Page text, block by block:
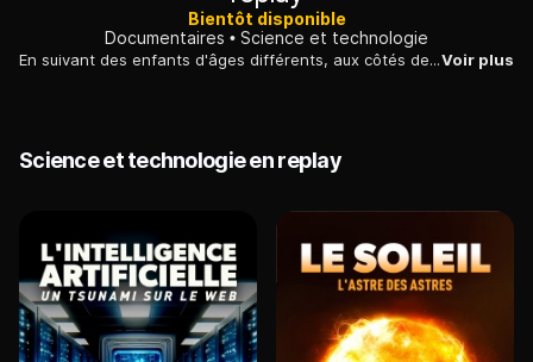
Bientôt disponible
Documentaires
Science et technologie
En suivant des enfants d'âges différents, aux côtés de spécialistes, ce document invite à découvrir les dernières avancées scientifiques dans la compréhension de l'acquisition du langage.Voir plus
Science et technologie en replay